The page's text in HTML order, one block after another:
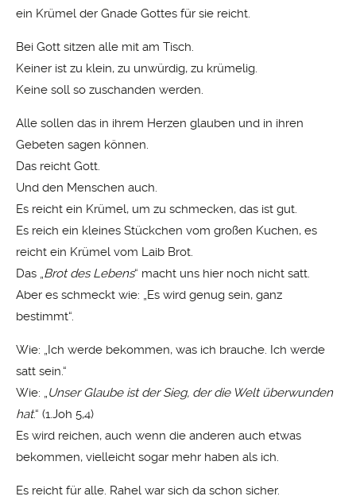
ein Krümel der Gnade Gottes für sie reicht.
Bei Gott sitzen alle mit am Tisch.
Keiner ist zu klein, zu unwürdig, zu krümelig.
Keine soll so zuschanden werden.
Alle sollen das in ihrem Herzen glauben und in ihren
Gebeten sagen können.
Das reicht Gott.
Und den Menschen auch.
Es reicht ein Krümel, um zu schmecken, das ist gut.
Es reich ein kleines Stückchen vom großen Kuchen, es
reicht ein Krümel vom Laib Brot.
Das „Brot des Lebens“ macht uns hier noch nicht satt.
Aber es schmeckt wie: „Es wird genug sein, ganz
bestimmt“.
Wie: „Ich werde bekommen, was ich brauche. Ich werde
satt sein.“
Wie: „Unser Glaube ist der Sieg, der die Welt überwunden
hat.“ (1.Joh 5,4)
Es wird reichen, auch wenn die anderen auch etwas
bekommen, vielleicht sogar mehr haben als ich.
Es reicht für alle. Rahel war sich da schon sicher.